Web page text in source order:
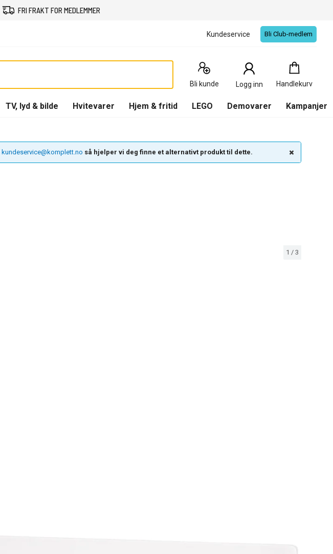
FRI FRAKT FOR MEDLEMMER
Kundeservice Bli Club-medlem
Bli kunde Logg inn Handlekurv
Handlekurv
0
Produkter
TV, lyd & bilde Hvitevarer Hjem & fritid LEGO Demovarer Kampanjer
kundeservice@komplett.no så hjelper vi deg finne et alternativt produkt til dette.
1 / 3